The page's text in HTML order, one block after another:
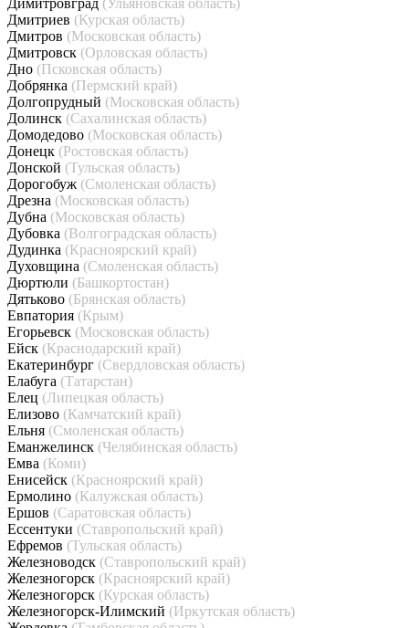
Димитровград (Ульяновская область)
Дмитриев (Курская область)
Дмитров (Московская область)
Дмитровск (Орловская область)
Дно (Псковская область)
Добрянка (Пермский край)
Долгопрудный (Московская область)
Долинск (Сахалинская область)
Домодедово (Московская область)
Донецк (Ростовская область)
Донской (Тульская область)
Дорогобуж (Смоленская область)
Дрезна (Московская область)
Дубна (Московская область)
Дубовка (Волгоградская область)
Дудинка (Красноярский край)
Духовщина (Смоленская область)
Дюртюли (Башкортостан)
Дятьково (Брянская область)
Евпатория (Крым)
Егорьевск (Московская область)
Ейск (Краснодарский край)
Екатеринбург (Свердловская область)
Елабуга (Татарстан)
Елец (Липецкая область)
Елизово (Камчатский край)
Ельня (Смоленская область)
Еманжелинск (Челябинская область)
Емва (Коми)
Енисейск (Красноярский край)
Ермолино (Калужская область)
Ершов (Саратовская область)
Ессентуки (Ставропольский край)
Ефремов (Тульская область)
Железноводск (Ставропольский край)
Железногорск (Красноярский край)
Железногорск (Курская область)
Железногорск-Илимский (Иркутская область)